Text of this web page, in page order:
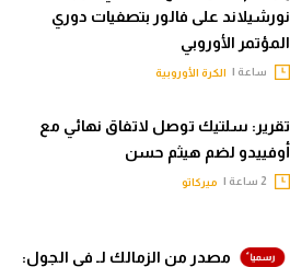
نورشيلاند على فالور بتصفيات دوري
المؤتمر الأوروبي
ساعة | الكرة الأوروبية
تقرير: سلتيك توصل لاتفاق نهائي مع
أوفييدو لضم هيثم حسن
ميركاتو
مصدر من الزمالك لـ في الجول: